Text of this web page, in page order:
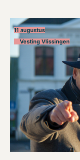
11 augustus
Vesting Vlissingen